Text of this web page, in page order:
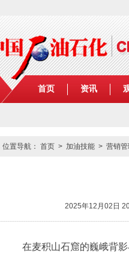
首页 资讯
位置导航： 首页 > 加油技能 > 营销管
2025年12月02日
在麦积山石窟的巍峨背